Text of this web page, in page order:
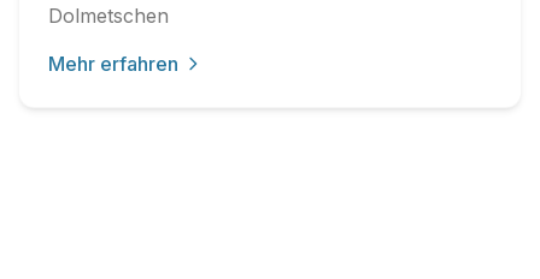
Dolmetschen
Mehr erfahren